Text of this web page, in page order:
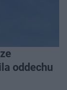
oddechu